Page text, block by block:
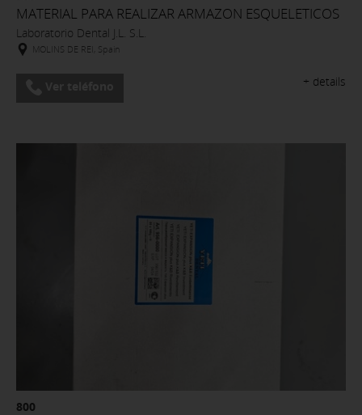
MATERIAL PARA REALIZAR ARMAZON ESQUELETICOS
Laboratorio Dental J.L. S.L.
MOLINS DE REI, Spain
+ details
800